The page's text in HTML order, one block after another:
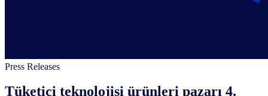
Press Releases
Tüketici teknolojisi ürünleri pazarı 4.